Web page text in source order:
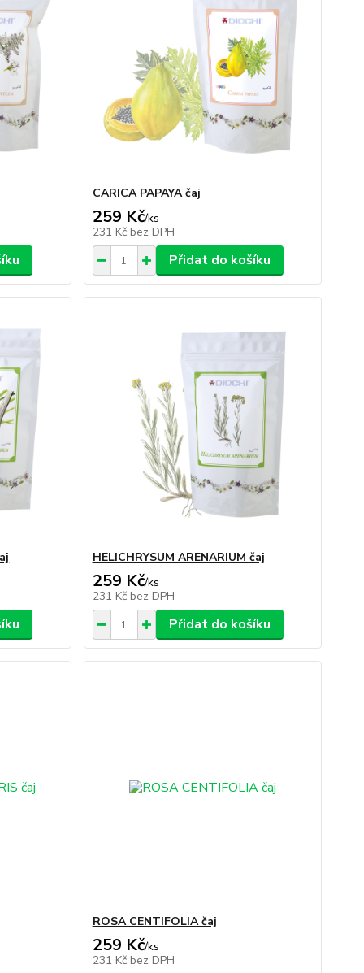
CARICA PAPAYA čaj
259 Kč/ks
231 Kč bez DPH
Přidat do košíku
HELICHRYSUM ARENARIUM čaj
259 Kč/ks
231 Kč bez DPH
Přidat do košíku
ROSA CENTIFOLIA čaj
259 Kč/ks
231 Kč bez DPH